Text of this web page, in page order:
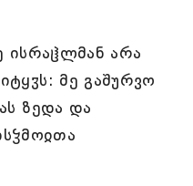
ისრაჱლმან არა
მე გაშურვო
ზედა და